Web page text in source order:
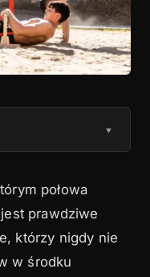
▼
przed kipingiem
kipu
połowa
prawdziwe
którzy nigdy nie
w środku